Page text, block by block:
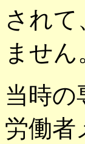
され
ません
当時の
労働者